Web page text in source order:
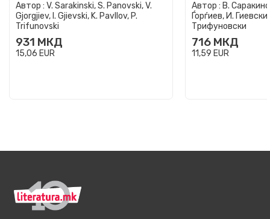
Автор : V. Sarakinski, S. Panovski, V.
Gjorgjiev, I. Gjievski, K. Pavllov, P.
Trifunovski
931 МКД
15,06 EUR
Автор : В.
Ѓорѓиев, И.
Трифуновски
716 МКД
11,59 EUR